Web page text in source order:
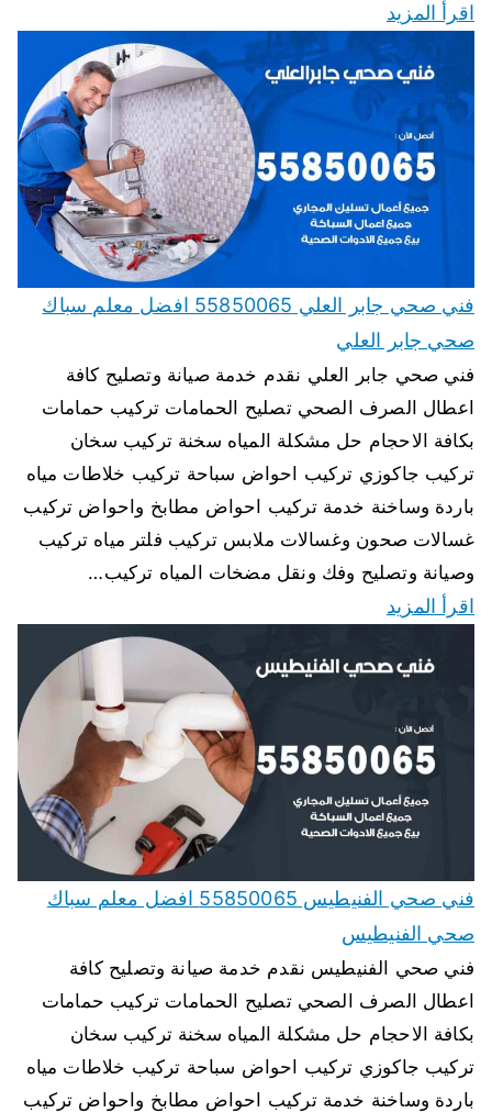
اقرأ المزيد
فني صحي جابر العلي 55850065 افضل معلم سباك
صحي جابر العلي
فني صحي جابر العلي نقدم خدمة صيانة وتصليح كافة
اعطال الصرف الصحي تصليح الحمامات تركيب حمامات
بكافة الاحجام حل مشكلة المياه سخنة تركيب سخان
تركيب جاكوزي تركيب احواض سباحة تركيب خلاطات مياه
باردة وساخنة خدمة تركيب احواض مطابخ واحواض تركيب
غسالات صحون وغسالات ملابس تركيب فلتر مياه تركيب
وصيانة وتصليح وفك ونقل مضخات المياه تركيب…
اقرأ المزيد
فني صحي الفنيطيس 55850065 افضل معلم سباك
صحي الفنيطيس
فني صحي الفنيطيس نقدم خدمة صيانة وتصليح كافة
اعطال الصرف الصحي تصليح الحمامات تركيب حمامات
بكافة الاحجام حل مشكلة المياه سخنة تركيب سخان
تركيب جاكوزي تركيب احواض سباحة تركيب خلاطات مياه
باردة وساخنة خدمة تركيب احواض مطابخ واحواض تركيب